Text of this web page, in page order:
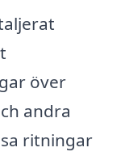
över
andra
ritningar